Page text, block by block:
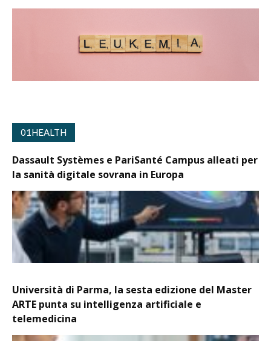
01HEALTH
Dassault Systèmes e PariSanté Campus alleati per
la sanità digitale sovrana in Europa
Università di Parma, la sesta edizione del Master
ARTE punta su intelligenza artificiale e
telemedicina